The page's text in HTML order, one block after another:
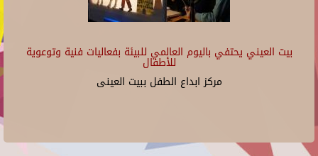
بيت العيني يحتفي باليوم العالمي للبيئة بفعاليات فنية وتوعوية
للأطفال
مركز ابداع الطفل ببيت العينى